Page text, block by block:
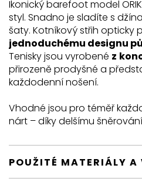
Ikonický barefoot model
styl. Snadno je sladíte s
šaty. Kotníkový střih opticky
jednoduchému designu
Tenisky jsou vyrobené z
přirozeně prodyšné a
každodenní nošení.
Vhodné jsou pro téměř
nárt – díky delšímu
POUŽITÉ MATERIÁLY A